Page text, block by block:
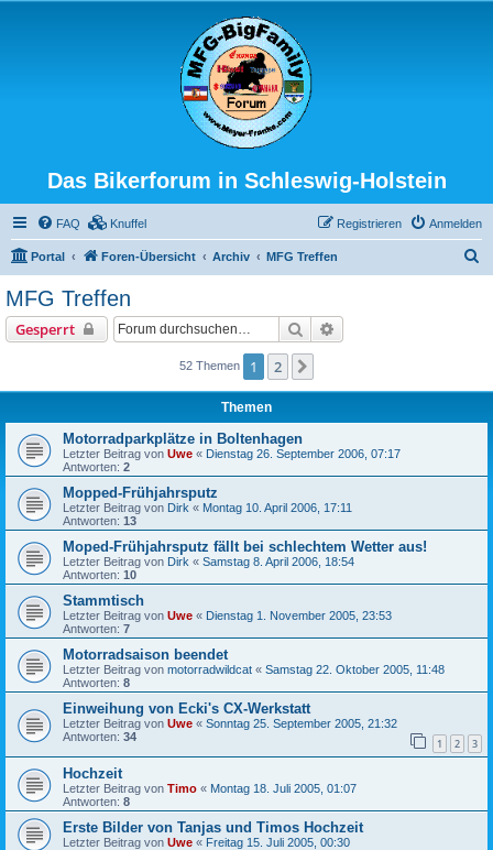
Das Bikerforum in Schleswig-Holstein
FAQ Knuffel Anmelden
Registrieren
Portal Foren-Übersicht Archiv MFG Treffen
MFG Treffen
Gesperrt Suche
52 Themen 1 2
Themen
Motorradparkplätze in Boltenhagen
Letzter Beitrag von Uwe « Dienstag 26. September 2006, 07:17
Antworten: 2
Mopped-Frühjahrsputz
Letzter Beitrag von Dirk « Montag 10. April 2006, 17:11
Antworten: 13
Moped-Frühjahrsputz fällt bei schlechtem Wetter aus!
Letzter Beitrag von Dirk « Samstag 8. April 2006, 18:54
Antworten: 10
Stammtisch
Letzter Beitrag von Uwe « Dienstag 1. November 2005, 23:53
Antworten: 7
Motorradsaison beendet
Letzter Beitrag von motorradwildcat « Samstag 22. Oktober 2005, 11:48
Antworten: 8
Einweihung von Ecki's CX-Werkstatt
Letzter Beitrag von Uwe « Sonntag 25. September 2005, 21:32
Antworten: 34 1 2 3
Hochzeit
Letzter Beitrag von Timo « Montag 18. Juli 2005, 01:07
Antworten: 8
Erste Bilder von Tanjas und Timos Hochzeit
Letzter Beitrag von Uwe « Freitag 15. Juli 2005, 00:30